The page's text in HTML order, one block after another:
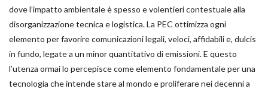
dove l’impatto ambientale è spesso e volentieri contestuale alla
disorganizzazione tecnica e logistica. La PEC ottimizza ogni
elemento per favorire comunicazioni legali, veloci, affidabili e, dulcis
in fundo, legate a un minor quantitativo di emissioni. E questo
l’utenza ormai lo percepisce come elemento fondamentale per una
tecnologia che intende stare al mondo e proliferare nei decenni a